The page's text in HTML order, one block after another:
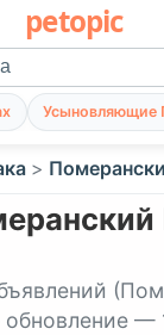
petopic
Усыновляющие
—